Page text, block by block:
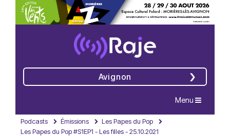
Avignon
Navigation
Menu
Podcasts Émissions
Les Papes du Pop
Les Papes du Pop #S1EP1 - Les filles - 25.10.2021